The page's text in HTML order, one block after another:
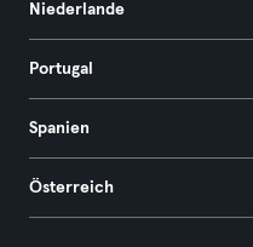
Niederlande
Portugal
Spanien
Österreich